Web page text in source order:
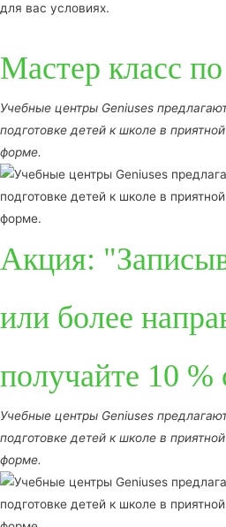
для вас условиях.
Мастер класс
Учебные центры Geniuses
подготовке детей к школе в
форме.
Акция:
или более
получайте 10 %
Учебные центры Geniuses
подготовке детей к школе в
форме.